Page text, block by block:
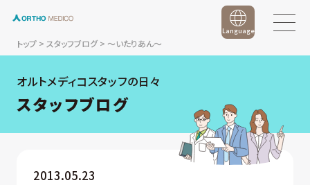
トップ> スタッフブログ> ～いたりあん～
Language
オルトメディコスタッフの日々
スタッフブログ
2013.05.23